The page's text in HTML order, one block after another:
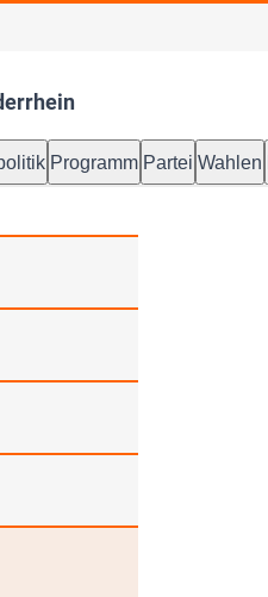
Programm Partei Wahlen